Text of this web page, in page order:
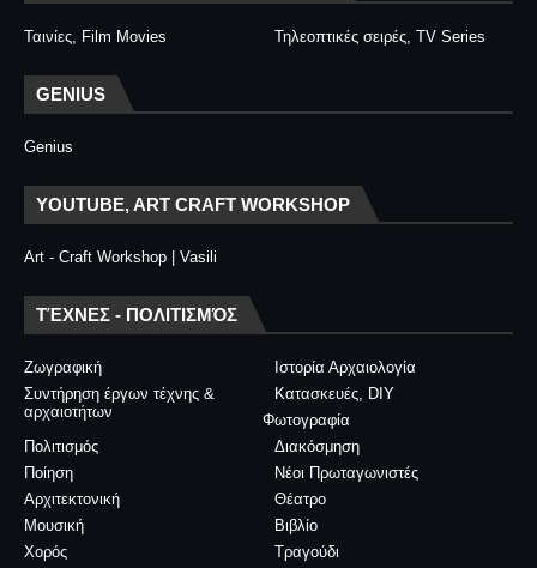
Ταινίες, Film Movies Τηλεοπτικές σειρές, TV Series
GENIUS
Genius
YOUTUBE, ART CRAFT WORKSHOP
Art - Craft Workshop | Vasili
ΤΈΧΝΕΣ - ΠΟΛΙΤΙΣΜΌΣ
Ζωγραφική
Ιστορία Αρχαιολογία
Συντήρηση έργων τέχνης &
αρχαιοτήτων
Κατασκευές, DIY
Φωτογραφία
Διακόσμηση
Πολιτισμός
Νέοι Πρωταγωνιστές
Ποίηση
Θέατρο
Αρχιτεκτονική
Βιβλίο
Μουσική
Τραγούδι
Χορός